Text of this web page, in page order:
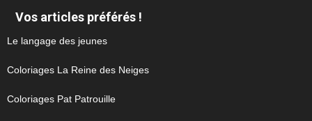
Vos articles préférés !
Le langage des jeunes
Coloriages La Reine des Neiges
Coloriages Pat Patrouille